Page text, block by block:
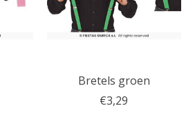
Bretels groen
€3,29